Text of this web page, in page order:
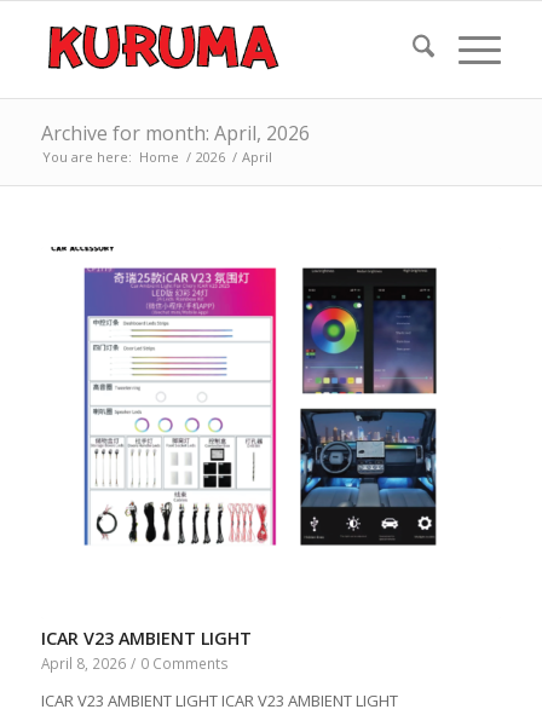
Archive for month: April, 2026
You are here: Home / 2026 / April
ICAR V23 AMBIENT LIGHT
April 8, 2026 / 0 Comments
ICAR V23 AMBIENT LIGHT ICAR V23 AMBIENT LIGHT